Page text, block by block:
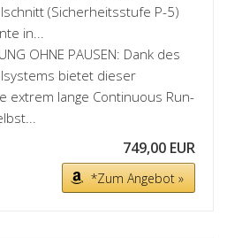
(Sicherheitsstufe P-5)
in...
OHNE PAUSEN: Dank des
bietet dieser
extrem lange Continuous Run-
749,00 EUR
*Zum Angebot »